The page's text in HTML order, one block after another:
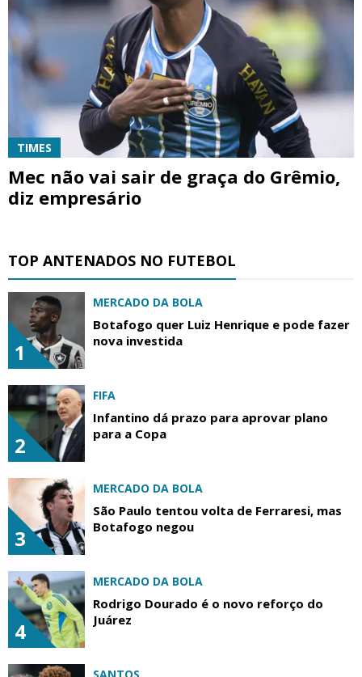
TIMES
Mec não vai sair de graça do Grêmio,
diz empresário
TOP ANTENADOS NO FUTEBOL
1
MERCADO DA BOLA
Botafogo quer Luiz Henrique e pode fazer
nova investida
2
FIFA
Infantino dá prazo para aprovar plano
para a Copa
3
MERCADO DA BOLA
São Paulo tentou volta de Ferraresi, mas
Botafogo negou
4
MERCADO DA BOLA
Rodrigo Dourado é o novo reforço do
Juárez
SANTOS